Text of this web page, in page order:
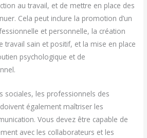
au travail, et de mettre en place des
Cela peut inclure la promotion d’un
et personnelle, la création
travail sain et positif, et la mise en place
psychologique et de
sociales, les professionnels des
également maîtriser les
Vous devez être capable de
avec les collaborateurs et les